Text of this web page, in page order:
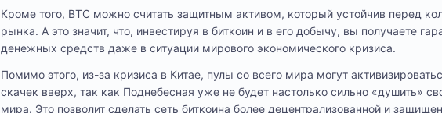
Кроме того, BTC можно считать защитным активом, который устойчив перед
рынка. А это значит, что, инвестируя в биткоин и в его добычу, вы получаете
денежных средств даже в ситуации мирового экономического кризиса.
Помимо этого, из-за кризиса в Китае, пулы со всего мира могут
скачек вверх, так как Поднебесная уже не будет настолько сильно «душить»
мира. Это позволит сделать сеть биткоина более децентрализованной и